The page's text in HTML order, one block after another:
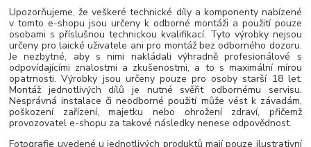
Upozorňujeme, že veškeré technické díly a komponenty nabízené
v tomto e-shopu jsou určeny k odborné montáži a použití pouze
osobami s příslušnou technickou kvalifikací. Tyto výrobky nejsou
určeny pro laické uživatele ani pro montáž bez odborného dozoru.
Je nezbytné, aby s nimi nakládali výhradně profesionálové s
odpovídajícími znalostmi a zkušenostmi, a to s maximální mírou
opatrnosti. Výrobky jsou určeny pouze pro osoby starší 18 let.
Montáž jednotlivých dílů je nutné svěřit odbornému servisu.
Nesprávná instalace či neodborné použití může vést k závadám,
poškození zařízení, majetku nebo ohrožení zdraví, přičemž
provozovatel e-shopu za takové následky nenese odpovědnost.
Fotografie uvedené u jednotlivých produktů mají pouze ilustrativní